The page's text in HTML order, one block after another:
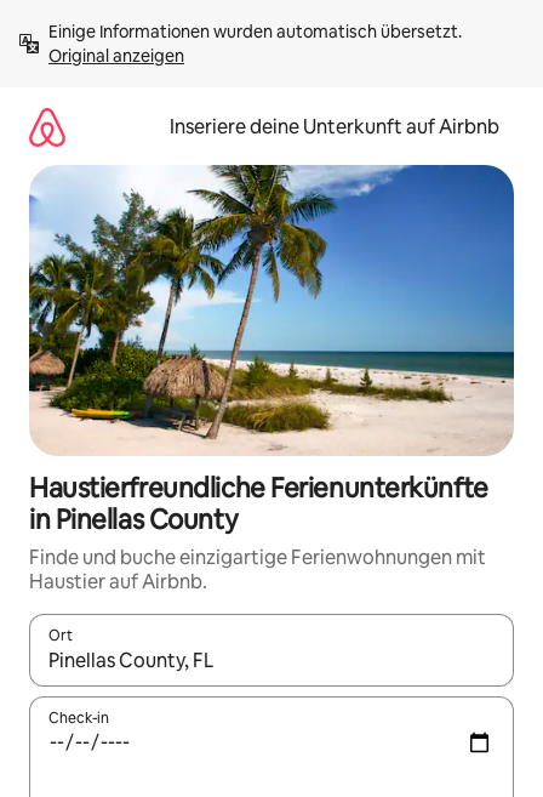
Inhalten
springenOriginal anzeigen
Inseriere deine Unterkunft auf Airbnb
Haustierfreundliche Ferienunterkünfte
in Pinellas County
Finde und buche einzigartige Ferienwohnungen mit
Haustier auf Airbnb.
Ort
Wenn Ergebnisse verfügbar sind, navigiere mit den
Check-in